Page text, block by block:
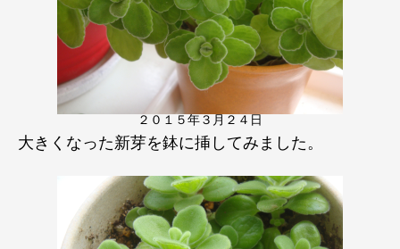
２０１５年３月２４日
大きくなった新芽を鉢に挿してみました。